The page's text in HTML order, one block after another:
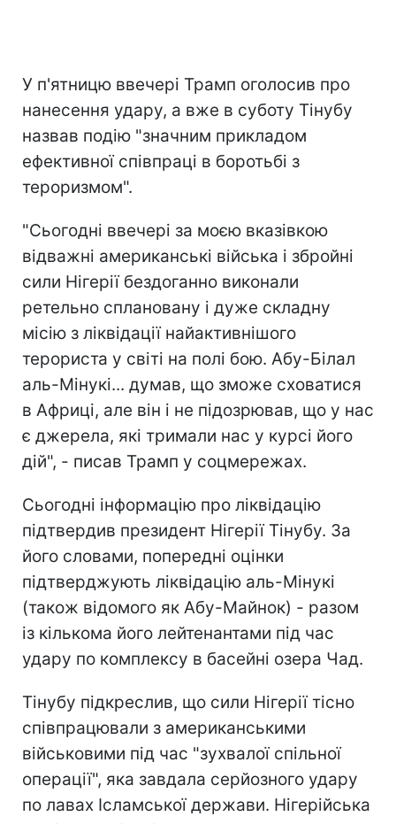
У п'ятницю ввечері Трамп оголосив про
нанесення удару, а вже в суботу Тінубу
назвав подію "значним прикладом
ефективної співпраці в боротьбі з
тероризмом".
"Сьогодні ввечері за моєю вказівкою
відважні американські війська і збройні
сили Нігерії бездоганно виконали
ретельно сплановану і дуже складну
місію з ліквідації найактивнішого
терориста у світі на полі бою. Абу-Білал
аль-Мінукі... думав, що зможе сховатися
в Африці, але він і не підозрював, що у нас
є джерела, які тримали нас у курсі його
дій", - писав Трамп у соцмережах.
Сьогодні інформацію про ліквідацію
підтвердив президент Нігерії Тінубу. За
його словами, попередні оцінки
підтверджують ліквідацію аль-Мінукі
(також відомого як Абу-Майнок) - разом
із кількома його лейтенантами під час
удару по комплексу в басейні озера Чад.
Тінубу підкреслив, що сили Нігерії тісно
співпрацювали з американськими
військовими під час "зухвалої спільної
операції", яка завдала серйозного удару
по лавах Ісламської держави. Нігерійська